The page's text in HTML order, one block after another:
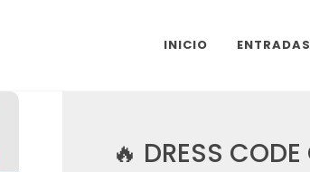
INICIO
🔥 DRESS